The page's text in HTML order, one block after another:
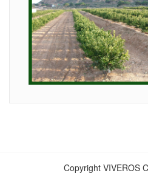
Copyright VIVEROS